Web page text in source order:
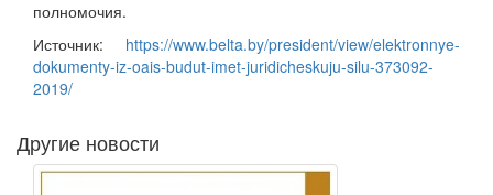
полномочия.
Источник: https://www.belta.by/president/view/elektronnye-
dokumenty-iz-oais-budut-imet-juridicheskuju-silu-373092-
2019/
Другие новости